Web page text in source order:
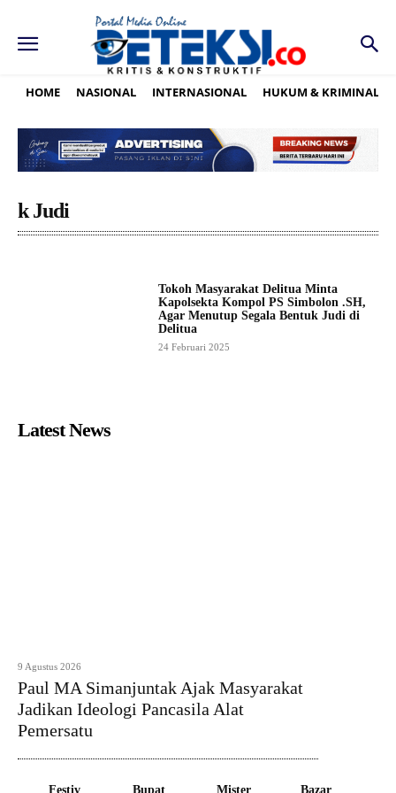
HOME NASIONAL INTERNASIONAL HUKUM & KRIMINAL
k Judi
Tokoh Masyarakat Delitua Minta
Kapolsekta Kompol PS Simbolon .SH,
Agar Menutup Segala Bentuk Judi di
Delitua
24 Februari 2025
Latest News
9 Agustus 2026
Paul MA Simanjuntak Ajak Masyarakat
Jadikan Ideologi Pancasila Alat
Pemersatu
Festiv
Bupat
Mister
Bazar